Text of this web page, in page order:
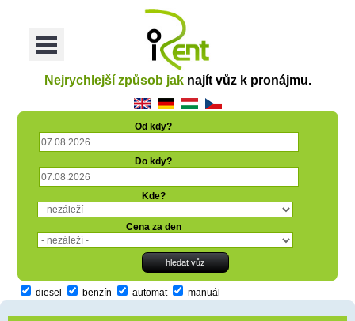
Menu
Nejrychlejší způsob jaknajít vůz k pronájmu.
Od kdy?
Do kdy?
Kde?
Cena za den
diesel benzín automat manuál